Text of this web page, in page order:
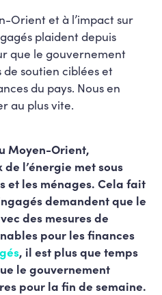
Orient et à l’impact sur
plaident depuis
que le gouvernement
de soutien ciblées et
du pays. Nous en
au plus vite.
Moyen-Orient,
l’énergie met sous
et les ménages. Cela fait
demandent que le
des mesures de
pour les finances
, il est plus que temps
le gouvernement
pour la fin de semaine.